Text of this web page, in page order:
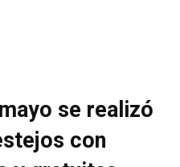
se realizó
con